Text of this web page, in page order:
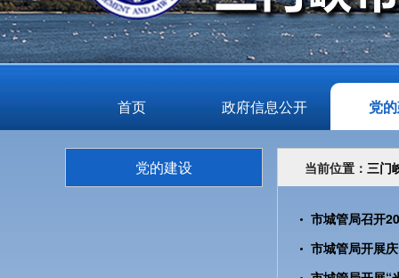
首页 政府信息公开 党
党的建设 当前位置： 三门
市城管局开展